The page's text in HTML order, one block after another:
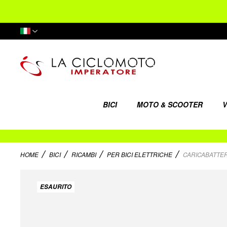
Lingua
BICI MOTO & SCOOTER
HOME BICI RICAMBI PER BICI ELETTRICHE
ESAURITO